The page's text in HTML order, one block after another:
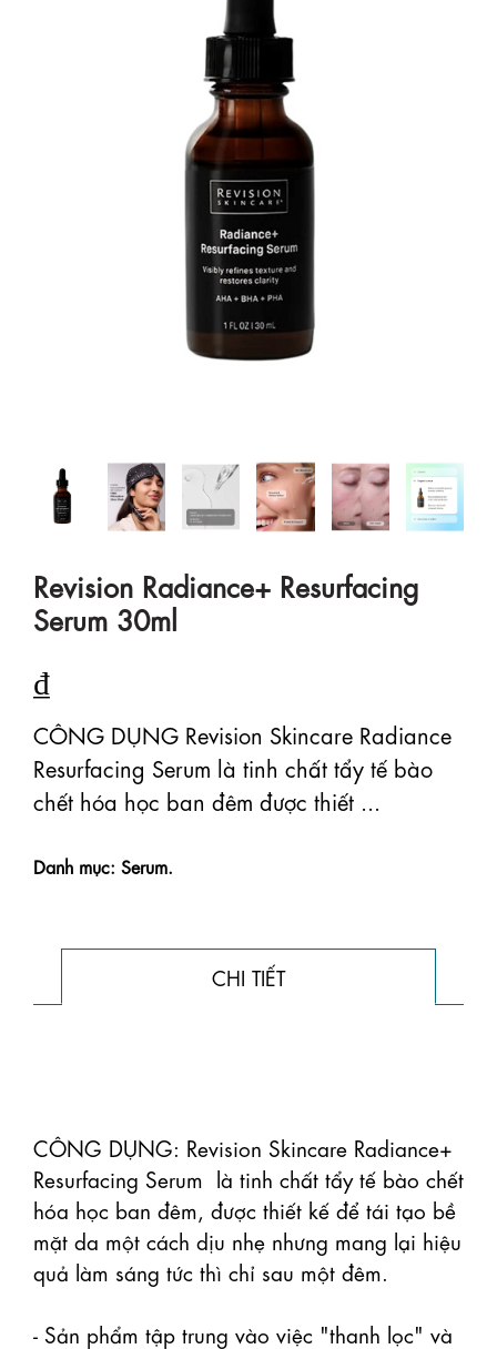
Revision Radiance+ Resurfacing
Serum 30ml
₫
CÔNG DỤNG Revision Skincare Radiance
Resurfacing Serum là tinh chất tẩy tế bào
chết hóa học ban đêm được thiết ...
Danh mục: Serum.
CHI TIẾT
CÔNG DỤNG: Revision Skincare Radiance+
Resurfacing Serum  là tinh chất tẩy tế bào chết
hóa học ban đêm, được thiết kế để tái tạo bề
mặt da một cách dịu nhẹ nhưng mang lại hiệu
quả làm sáng tức thì chỉ sau một đêm.
- Sản phẩm tập trung vào việc "thanh lọc" và